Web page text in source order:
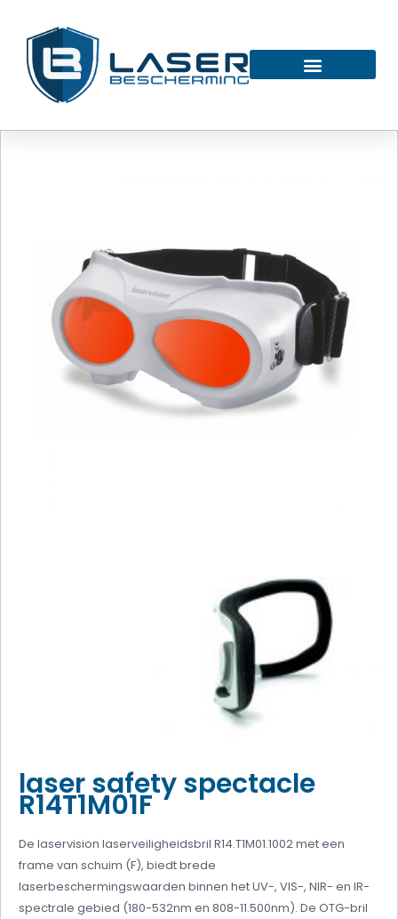
laser safety spectacle
R14T1M01F
De laservision laserveiligheidsbril R14.T1M01.1002 met een
frame van schuim (F), biedt brede
laserbeschermingswaarden binnen het UV-, VIS-, NIR- en IR-
spectrale gebied (180-532nm en 808-11.500nm). De OTG-bril